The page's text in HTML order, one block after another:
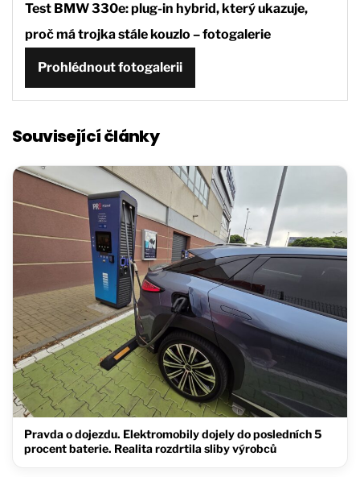
Test BMW 330e: plug-in hybrid, který ukazuje,
proč má trojka stále kouzlo – fotogalerie
Prohlédnout fotogalerii
Související články
Pravda o dojezdu. Elektromobily dojely do posledních 5
procent baterie. Realita rozdrtila sliby výrobců